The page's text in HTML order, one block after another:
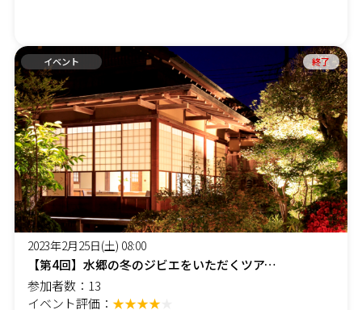
イベント 終了
2023年2月25日(土) 08:00
【第4回】水郷の冬のジビエをいただくツアー ～利根川流域に飛来する天然真鴨をイタリアンシェフによる鴨料理づくし～
参加者数：13
イベント評価： ★★★★